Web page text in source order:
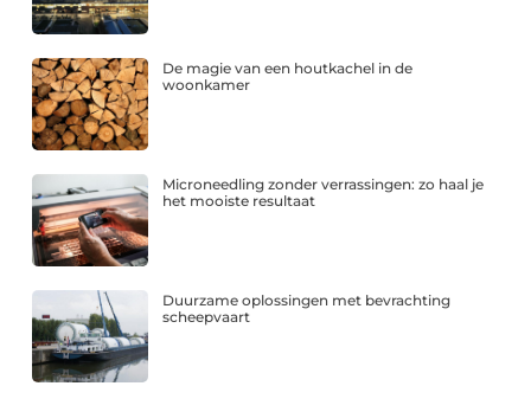
De magie van een houtkachel in de
woonkamer
Microneedling zonder verrassingen: zo haal je
het mooiste resultaat
Duurzame oplossingen met bevrachting
scheepvaart